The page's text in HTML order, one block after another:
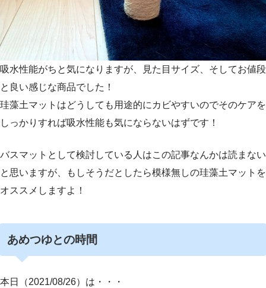
吸水性能がちと気になりますが、見た目サイズ、そしてお値段
と良い感じな商品でした！
珪藻土マットはどうしても用途的にカビやすいのでそのケアを
しっかりすれば吸水性能も気にならないはずです！
バスマットとして検討している人はこの記事なんかは読まない
と思いますが、もしそうだとしたら模様無しの珪藻土マットを
オススメしますよ！
あめつゆとの時間
本日（2021/08/26）は・・・